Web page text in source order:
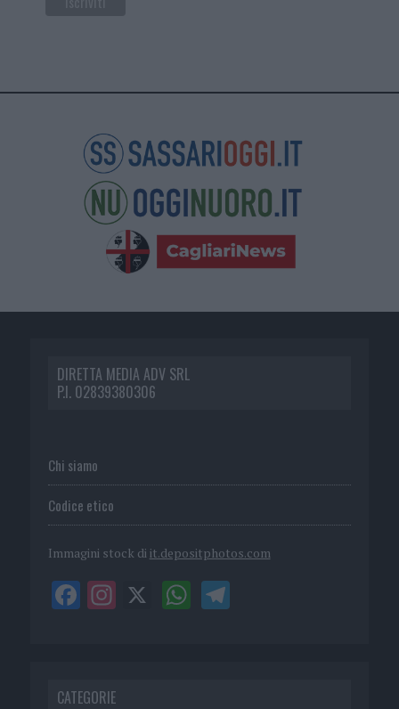
DIRETTA MEDIA ADV SRL
P.I. 02839380306
Chi siamo
Codice etico
Immagini stock di it.depositphotos.com
CATEGORIE